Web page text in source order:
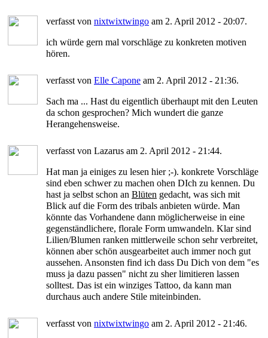
verfasst von nixtwixtwingo am 2. April 2012 - 20:07.
ich würde gern mal vorschläge zu konkreten motiven
hören.
verfasst von Elle Capone am 2. April 2012 - 21:36.
Sach ma ... Hast du eigentlich überhaupt mit den Leuten
da schon gesprochen? Mich wundert die ganze
Herangehensweise.
verfasst von Lazarus am 2. April 2012 - 21:44.
Hat man ja einiges zu lesen hier ;-). konkrete Vorschläge
sind eben schwer zu machen ohen DIch zu kennen. Du
hast ja selbst schon an Blüten gedacht, was sich mit
Blick auf die Form des tribals anbieten würde. Man
könnte das Vorhandene dann möglicherweise in eine
gegenständlichere, florale Form umwandeln. Klar sind
Lilien/Blumen ranken mittlerweile schon sehr verbreitet,
können aber schön ausgearbeitet auch immer noch gut
aussehen. Ansonsten find ich dass Du Dich von dem "es
muss ja dazu passen" nicht zu sher limitieren lassen
solltest. Das ist ein winziges Tattoo, da kann man
durchaus auch andere Stile miteinbinden.
verfasst von nixtwixtwingo am 2. April 2012 - 21:46.